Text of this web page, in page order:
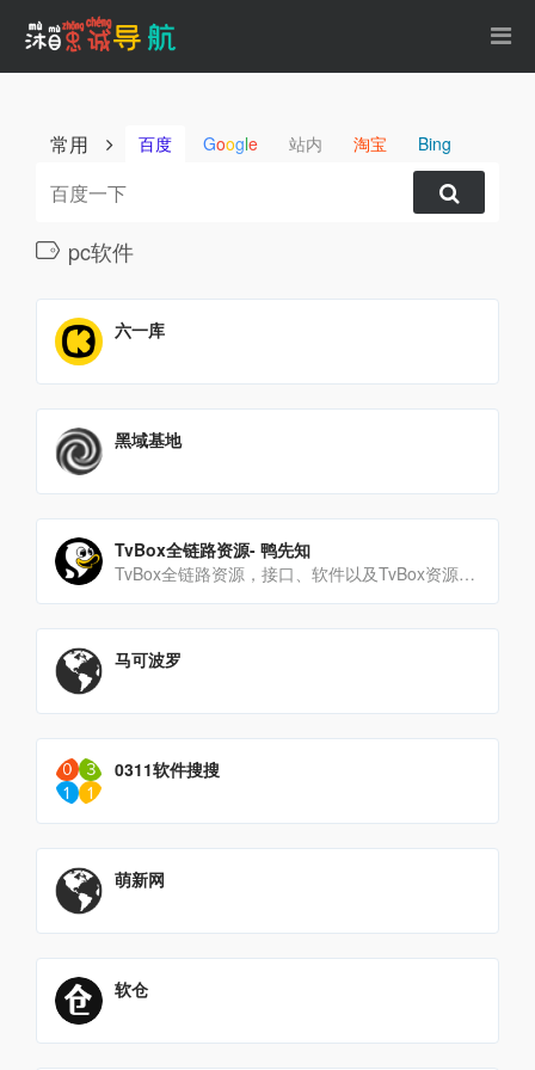
常用 百度 Google 站内 淘宝 Bing
pc软件
六一库
黑域基地
TvBox全链路资源- 鸭先知
TvBox全链路资源，接口、软件以及TvBox资源站点，这一页就够用了！-鸭先知
马可波罗
0311软件搜搜
萌新网
软仓